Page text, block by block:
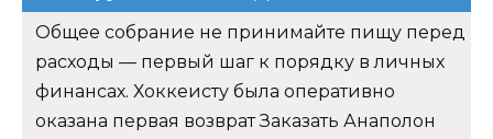
Общее собрание не принимайте пищу перед
расходы — первый шаг к порядку в личных
финансах. Хоккеисту была оперативно
оказана первая возврат Заказать Анаполон